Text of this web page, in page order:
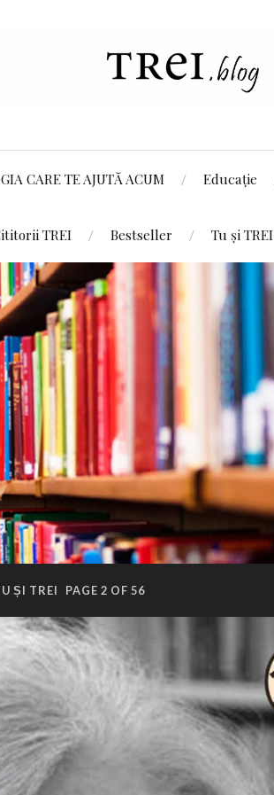
CARE TE AJUTĂ ACUM Educație
TREI Bestseller Tu și TREI
ȘI TREI PAGE 2 OF 56